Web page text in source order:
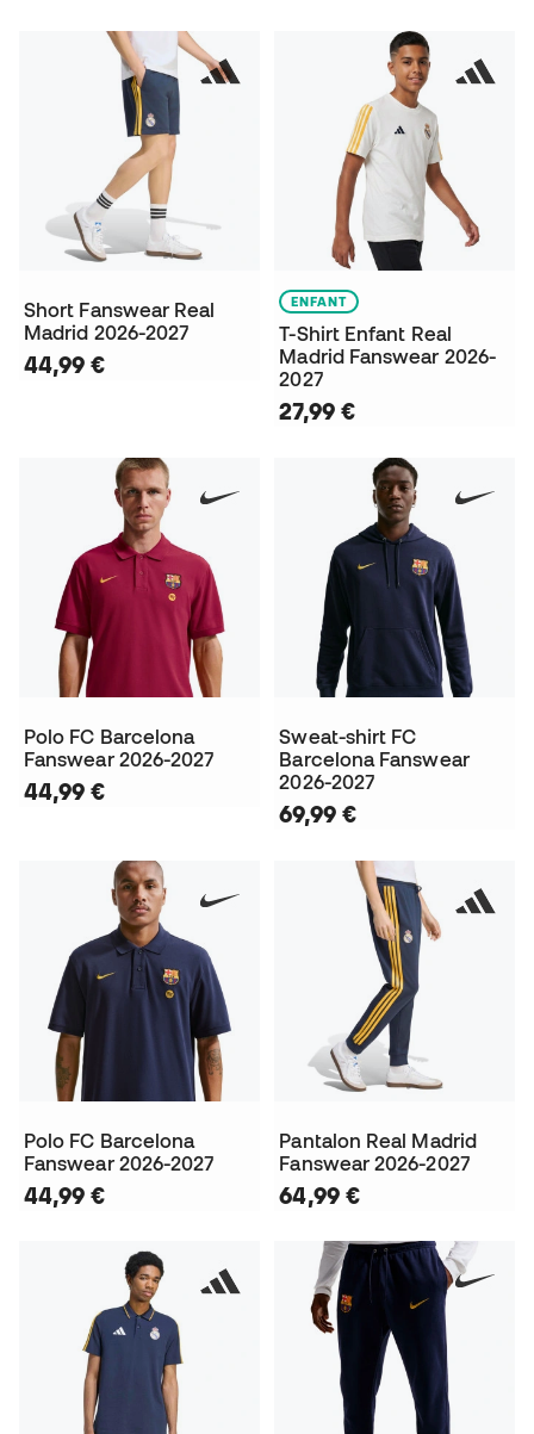
Short Fanswear Real
Madrid 2026-2027
44,99 €
ENFANT
T-Shirt Enfant Real
Madrid Fanswear 2026-
2027
27,99 €
Polo FC Barcelona
Fanswear 2026-2027
44,99 €
Sweat-shirt FC
Barcelona Fanswear
2026-2027
69,99 €
Polo FC Barcelona
Fanswear 2026-2027
44,99 €
Pantalon Real Madrid
Fanswear 2026-2027
64,99 €